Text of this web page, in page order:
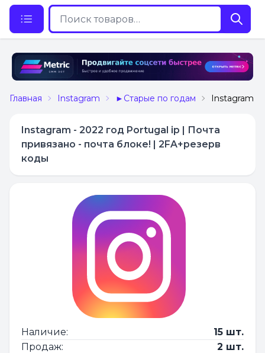
Главная Instagram ►Старые по годам Instagram -
Instagram - 2022 год Portugal ip | Почта
привязано - почта блоке! | 2FA+резерв
коды
Наличие:
15 шт.
Продаж:
2 шт.